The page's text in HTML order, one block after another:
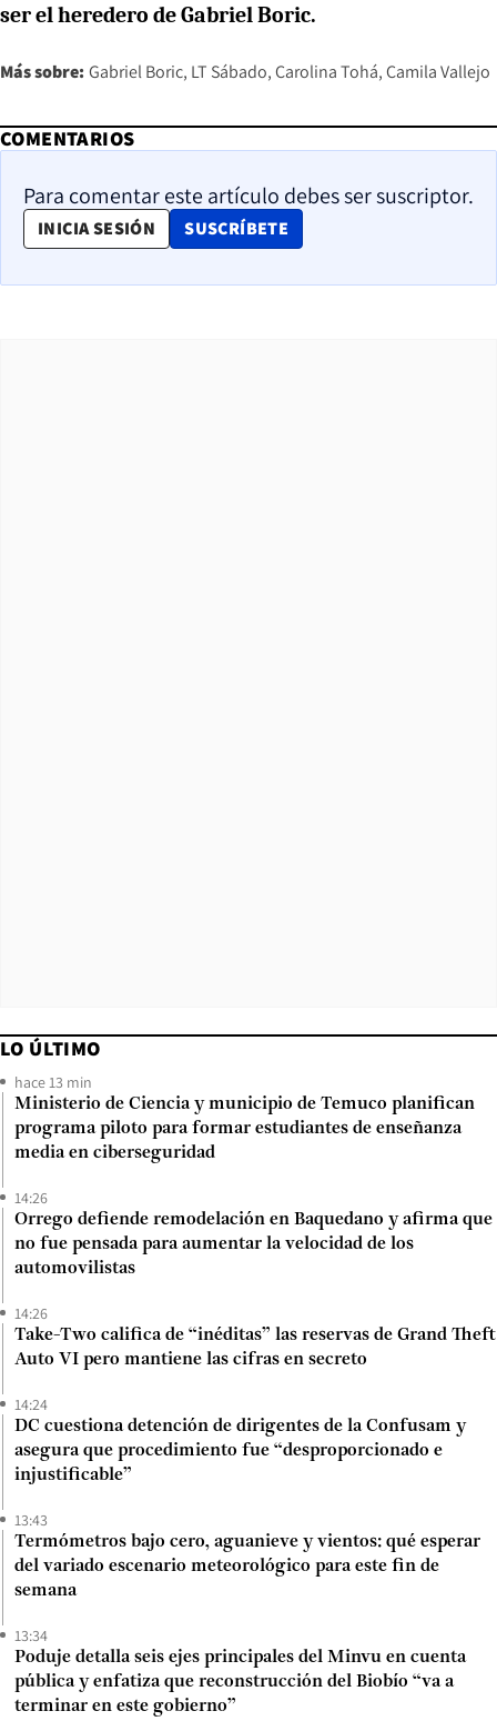
ser el heredero de Gabriel Boric.
Más sobre: Gabriel Boric LT Sábado Carolina Tohá Camila Vallejo
COMENTARIOS
Para comentar este artículo debes ser suscriptor.
INICIA SESIÓN SUSCRÍBETE
OPENS IN NEW WINDOW
LO ÚLTIMO
hace 13 min
Ministerio de Ciencia y municipio de Temuco planifican
programa piloto para formar estudiantes de enseñanza
media en ciberseguridad
14:26
Orrego defiende remodelación en Baquedano y afirma que
no fue pensada para aumentar la velocidad de los
automovilistas
14:26
Take-Two califica de “inéditas” las reservas de Grand Theft
Auto VI pero mantiene las cifras en secreto
14:24
DC cuestiona detención de dirigentes de la Confusam y
asegura que procedimiento fue “desproporcionado e
injustificable”
13:43
Termómetros bajo cero, aguanieve y vientos: qué esperar
del variado escenario meteorológico para este fin de
semana
13:34
Poduje detalla seis ejes principales del Minvu en cuenta
pública y enfatiza que reconstrucción del Biobío “va a
terminar en este gobierno”